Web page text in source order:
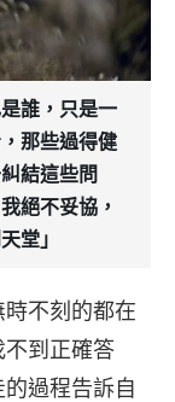
誰，只是一
那些過得健
結這些問
絕不妥協，
堂」
不刻的都在
到正確答
過程告訴自